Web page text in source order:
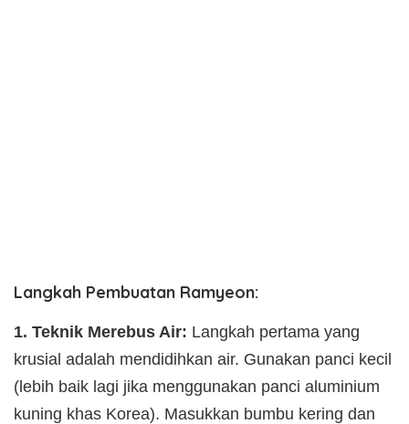
Langkah Pembuatan Ramyeon:
1. Teknik Merebus Air: Langkah pertama yang
krusial adalah mendidihkan air. Gunakan panci kecil
(lebih baik lagi jika menggunakan panci aluminium
kuning khas Korea). Masukkan bumbu kering dan